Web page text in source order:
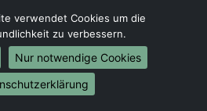
nach Niederlande
nach Norwegen
verwendet Cookies um die
zu verbessern.
Nur notwendige Cookies